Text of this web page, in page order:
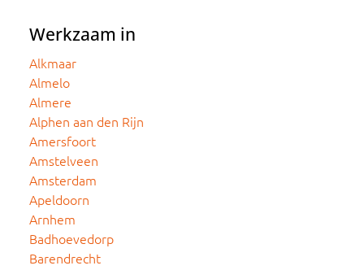
Werkzaam in
Alkmaar
Almelo
Almere
Alphen aan den Rijn
Amersfoort
Amstelveen
Amsterdam
Apeldoorn
Arnhem
Badhoevedorp
Barendrecht